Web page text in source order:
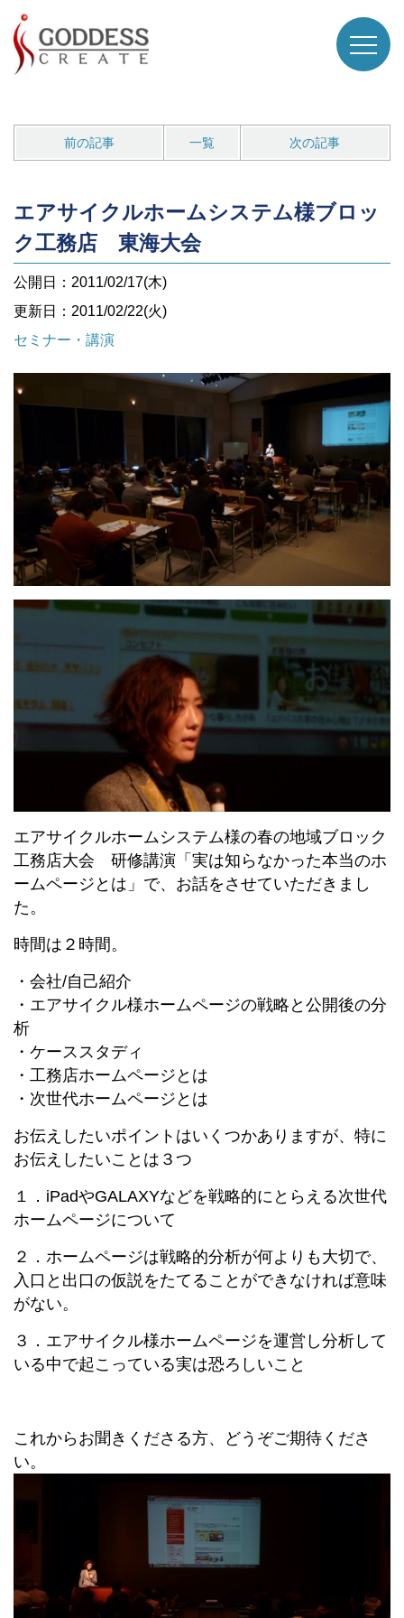
前の記事 一覧 次の記事
エアサイクルホームシステム様ブロッ
ク工務店 東海大会
公開日：2011/02/17(木)
更新日：2011/02/22(火)
セミナー・講演
エアサイクルホームシステム様の春の地域ブロック
工務店大会 研修講演「実は知らなかった本当のホ
ームページとは」で、お話をさせていただきまし
た。
時間は２時間。
・会社/自己紹介
・エアサイクル様ホームページの戦略と公開後の分
析
・ケーススタディ
・工務店ホームページとは
・次世代ホームページとは
お伝えしたいポイントはいくつかありますが、特に
お伝えしたいことは３つ
１．iPadやGALAXYなどを戦略的にとらえる次世代
ホームページについて
２．ホームページは戦略的分析が何よりも大切で、
入口と出口の仮説をたてることができなければ意味
がない。
３．エアサイクル様ホームページを運営し分析して
いる中で起こっている実は恐ろしいこと
これからお聞きくださる方、どうぞご期待くださ
い。